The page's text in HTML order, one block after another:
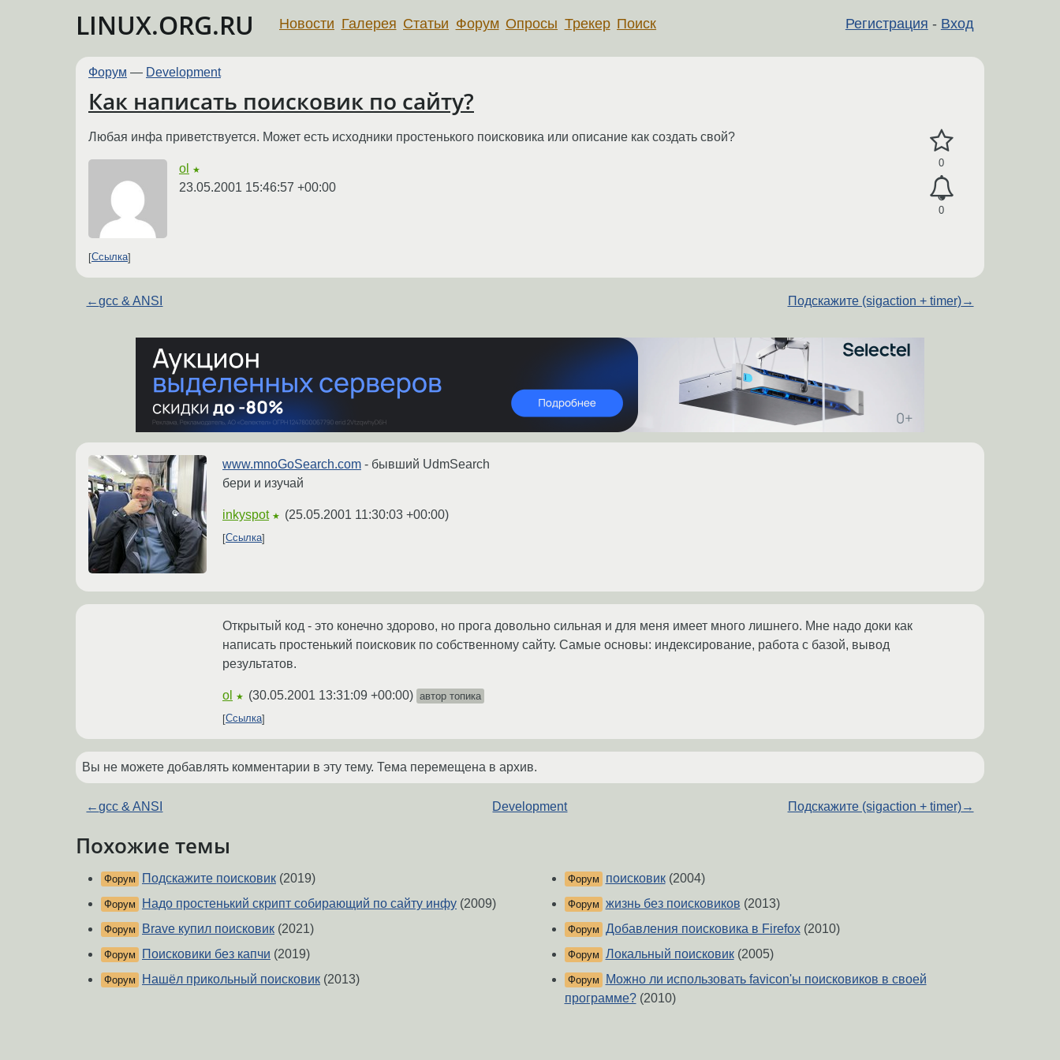
LINUX.ORG.RU Регистрация - Вход
Новости Галерея Статьи Форум Опросы Трекер Поиск
Форум — Development
Как написать поисковик по сайту?
0
0
Любая инфа приветствуется. Может есть исходники простенького поисковика или описание как создать свой?
ol ★
23.05.2001 15:46:57 +00:00
Ссылка
←gcc & ANSI Подскажите (sigaction + timer)→
www.mnoGoSearch.com - бывший UdmSearch
бери и изучай
inkyspot ★ (25.05.2001 11:30:03 +00:00)
Ссылка
Открытый код - это конечно здорово, но прога довольно сильная и для меня имеет много лишнего. Мне надо доки как
написать простенький поисковик по собственному сайту. Самые основы: индексирование, работа с базой, вывод
результатов.
ol ★ (30.05.2001 13:31:09 +00:00) автор топика
Ссылка
Вы не можете добавлять комментарии в эту тему. Тема перемещена в архив.
←gcc & ANSI Development Подскажите (sigaction + timer)→
Похожие темы
Форум Подскажите поисковик (2019)
Форум Надо простенький скрипт собирающий по сайту инфу (2009)
Форум Brave купил поисковик (2021)
Форум Поисковики без капчи (2019)
Форум Нашёл прикольный поисковик (2013)
Форум поисковик(2004)
Форум жизнь без поисковиков (2013)
Форум Добавления поисковика в Firefox(2010)
Форум Локальный поисковик(2005)
Форум
Можно ли использовать favicon'ы поисковиков в своей
программе?(2010)